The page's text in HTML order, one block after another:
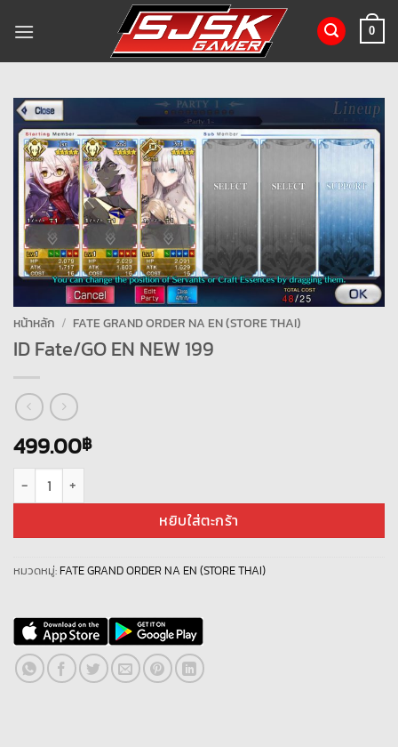
0
หน้าหลัก / FATE GRAND ORDER NA EN (STORE THAI)
ID Fate/GO EN NEW 199
499.00฿
จำนวน ID Fate/GO EN NEW 199 ชิ้น
หยิบใส่ตะกร้า
หมวดหมู่: FATE GRAND ORDER NA EN (STORE THAI)